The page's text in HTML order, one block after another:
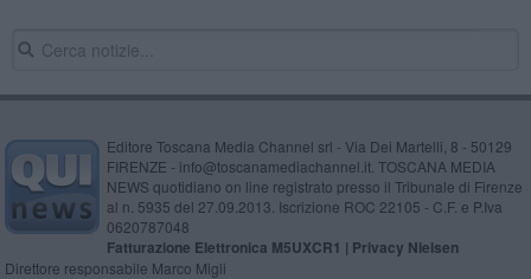
Editore Toscana Media Channel srl - Via Dei Martelli, 8 - 50129
FIRENZE - info@toscanamediachannel.it. TOSCANA MEDIA
NEWS quotidiano on line registrato presso il Tribunale di Firenze
al n. 5935 del 27.09.2013. Iscrizione ROC 22105 - C.F. e P.Iva
0620787048
Fatturazione Elettronica M5UXCR1 | Privacy Nielsen
Direttore responsabile Marco Migli